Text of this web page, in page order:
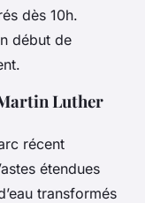
dès 10h.
début de
Luther
récent
étendues
transformés